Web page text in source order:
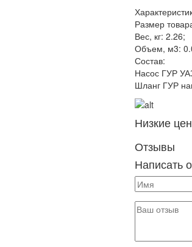
Размер
Вес, кг: 2.26;
Объем, м3:
Состав:
Насос ГУР
Шланг ГУР
Низкие
Отзывы
Написать